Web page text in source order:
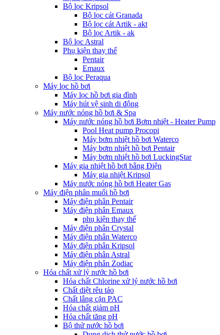
Bộ lọc Kripsol
Bộ lọc cát Granada
Bộ lọc cát Artik - akt
Bộ lọc Artik - ak
Bộ lọc Astral
Phụ kiện thay thế
Pentair
Emaux
Bộ lọc Peraqua
Máy lọc hồ bơi
Máy lọc hồ bơi gia đình
Máy hút vệ sinh di động
Máy nước nóng hồ bơi & Spa
Máy nước nóng hồ bơi Bơm nhiệt - Heater Pump
Pool Heat pump Procopi
Máy bơm nhiệt hồ bơi Waterco
Máy bơm nhiệt hồ bơi Pentair
Máy bơm nhiệt hồ bơi LuckingStar
Máy gia nhiệt hồ bơi bằng Điện
Máy gia nhiệt Kripsol
Máy nước nóng hồ bơi Heater Gas
Máy điện phân muối hồ bơi
Máy điện phân Pentair
Máy điện phân Emaux
phụ kiện thay thế
Máy điện phân Crystal
Máy điện phân Waterco
Máy điện phân Kripsol
Máy điện phân Astral
Máy điện phân Zodiac
Hóa chất xử lý nước hồ bơi
Hóa chất Chlorine xử lý nước hồ bơi
Chất diệt rêu tảo
Chất lắng cặn PAC
Hóa chất giảm pH
Hóa chất tăng pH
Bộ thử nước hồ bơi